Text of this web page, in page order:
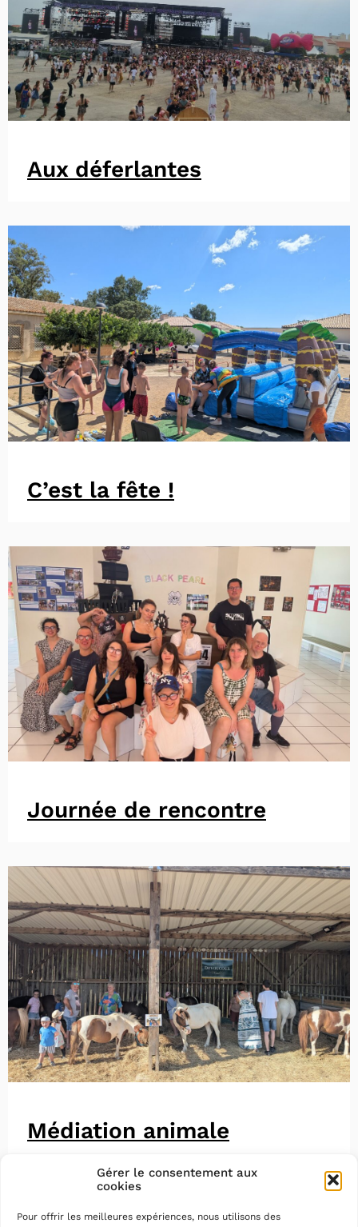
Gérer le consentement aux
cookies
Pour offrir les meilleures expériences, nous utilisons des
Aux déferlantes
C’est la fête !
Journée de rencontre
Médiation animale